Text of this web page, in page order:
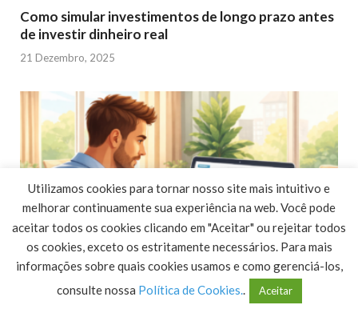
Como simular investimentos de longo prazo antes
de investir dinheiro real
21 Dezembro, 2025
Utilizamos cookies para tornar nosso site mais intuitivo e
melhorar continuamente sua experiência na web. Você pode
aceitar todos os cookies clicando em "Aceitar" ou rejeitar todos
os cookies, exceto os estritamente necessários. Para mais
informações sobre quais cookies usamos e como gerenciá-los,
consulte nossa Política de Cookies.. Aceitar